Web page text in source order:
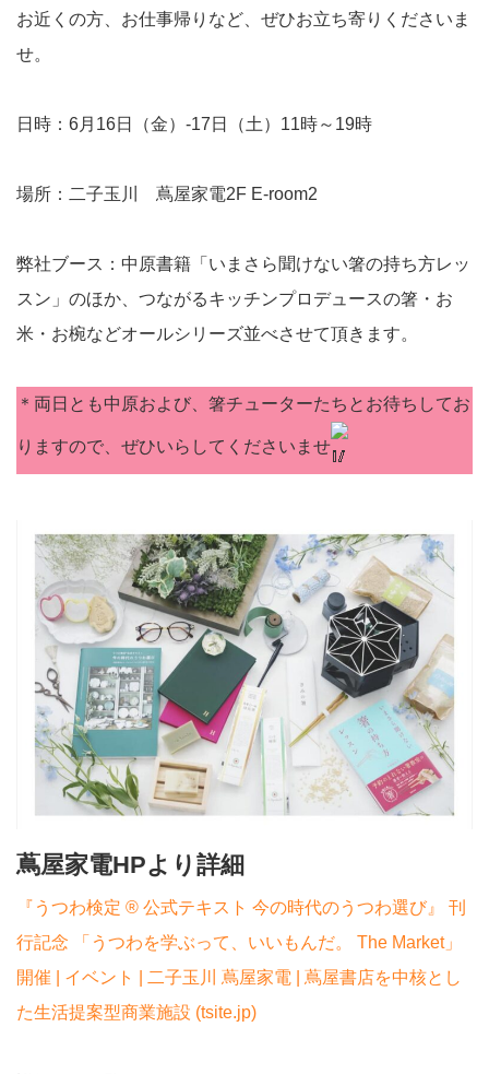
お近くの方、お仕事帰りなど、ぜひお立ち寄りくださいま
せ。
日時：6月16日（金）-17日（土）11時～19時
場所：二子玉川 蔦屋家電2F E-room2
弊社ブース：中原書籍「いまさら聞けない箸の持ち方レッ
スン」のほか、つながるキッチンプロデュースの箸・お
米・お椀などオールシリーズ並べさせて頂きます。
＊両日とも中原および、箸チューターたちとお待ちしてお
りますので、ぜひいらしてくださいませ
蔦屋家電HPより詳細
『うつわ検定 ® 公式テキスト 今の時代のうつわ選び』 刊
行記念 「うつわを学ぶって、いいもんだ。 The Market」
開催 | イベント | 二子玉川 蔦屋家電 | 蔦屋書店を中核とし
た生活提案型商業施設 (tsite.jp)